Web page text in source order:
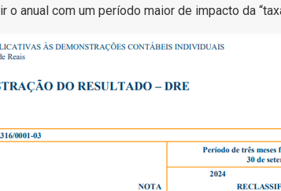
o anual com um período maior de impacto da